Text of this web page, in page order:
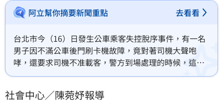
阿立幫你摘要新聞重點 去看看
台北市今（16）日發生公車乘客失控脫序事件，有一名
男子因不滿公車後門刷卡機故障，竟對著司機大聲咆
哮，還要求司機不准載客，警方到場處理的時候，這名
男子還是繼續吼叫，要求要幫他叫救護車，但救護人員
社會中心／陳菀妤報導